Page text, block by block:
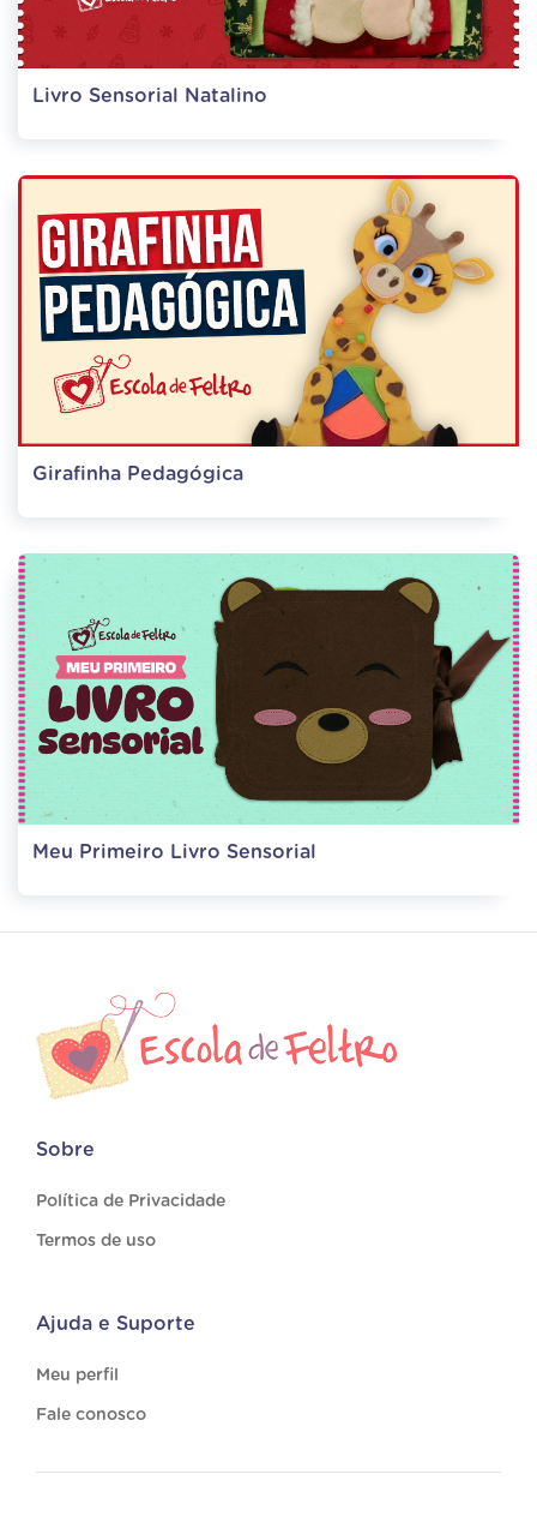
Livro Sensorial Natalino
Girafinha Pedagógica
Meu Primeiro Livro Sensorial
Sobre
Política de Privacidade
Termos de uso
Ajuda e Suporte
Meu perfil
Fale conosco